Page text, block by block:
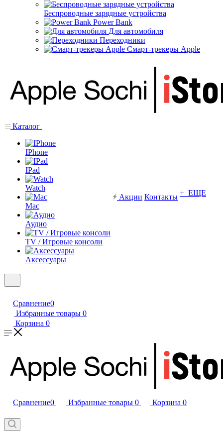
Беспроводные зарядные устройства
Power Bank
Для автомобиля
Переходники
Смарт-трекеры Apple
Каталог
IPhone
IPad
Watch
Mac
Аудио
TV / Игровые консоли
Аксессуары
Акции Контакты + ЕЩЕ
Сравнение0
Избранные товары 0
Корзина 0
Сравнение0 Избранные товары 0 Корзина 0